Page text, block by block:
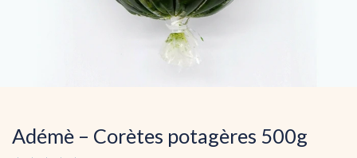
Adémè – Corètes potagères 500g